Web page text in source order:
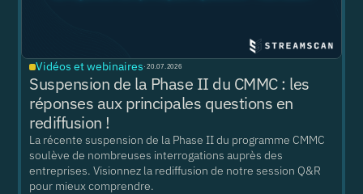
Vidéos et webinaires ·20.07.2026
Suspension de la Phase II du CMMC : les
réponses aux principales questions en
rediffusion !
La récente suspension de la Phase II du programme CMMC
soulève de nombreuses interrogations auprès des
entreprises. Visionnez la rediffusion de notre session Q&R
pour mieux comprendre.